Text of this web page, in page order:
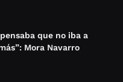
que no iba a
Mora Navarro